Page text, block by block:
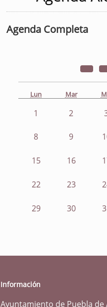
Agenda Completa
Lun Mar
1 2
8 9
15 16
22 23
29 30
Información
Ayuntamiento de Puebla de